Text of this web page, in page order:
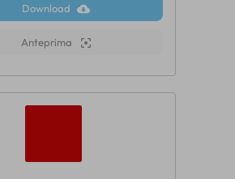
Download
Anteprima